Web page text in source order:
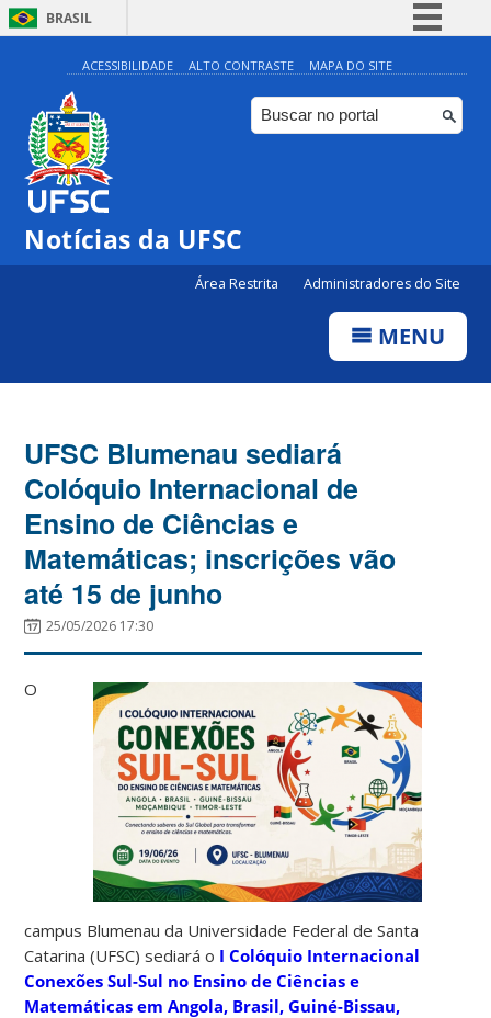
BRASIL
Simplifique!
Comunica BR
Participe
ACESSIBILIDADE ALTO CONTRASTE MAPA DO SITE
Notícias da UFSC
Área Restrita Administradores do Site
MENU
UFSC Blumenau sediará
Colóquio Internacional de
Ensino de Ciências e
Matemáticas; inscrições vão
até 15 de junho
25/05/2026 17:30
O
campus Blumenau da Universidade Federal de Santa
Catarina (UFSC) sediará o I Colóquio Internacional
Conexões Sul-Sul no Ensino de Ciências e
Matemáticas em Angola, Brasil, Guiné-Bissau,